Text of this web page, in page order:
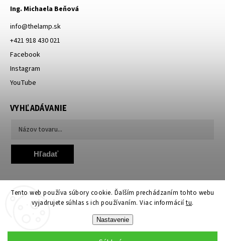
Tento web používa súbory cookie. Ďalším prechádzaním tohto webu
vyjadrujete súhlas s ich používaním. Viac informáciítu.
Nastavenie
Ing. Michaela Beňová
info@thelamp.sk
+421 918 430 021
Facebook
Instagram
YouTube
VYHĽADÁVANIE
Hľadať
TheLamp.sk. Všetky práva vyhradené.